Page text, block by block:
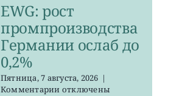
EWG: рост
промпроизводства
Германии ослаб до
0,2%
Пятница, 7 августа, 2026 |
Комментариикотключены